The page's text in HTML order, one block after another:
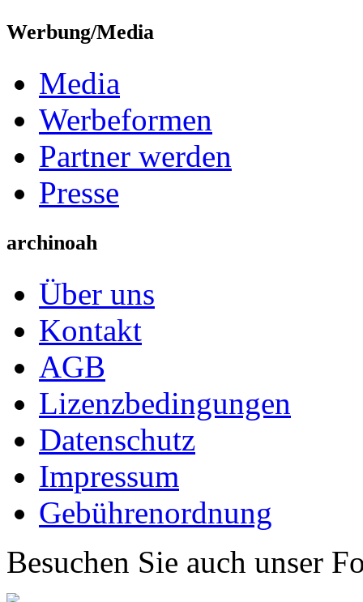
Werbung/Media
Media
Werbeformen
Partner werden
Presse
archinoah
Über uns
Kontakt
AGB
Lizenzbedingungen
Datenschutz
Impressum
Gebührenordnung
Besuchen Sie auch unser